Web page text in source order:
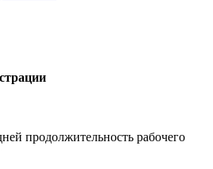
продолжительность рабочего